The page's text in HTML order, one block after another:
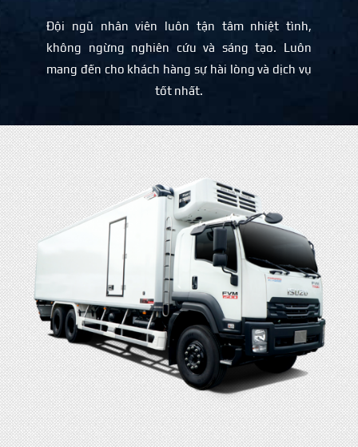
Đội ngũ nhân viên luôn tận tâm nhiệt tình,
không ngừng nghiên cứu và sáng tạo. Luôn
mang đến cho khách hàng sự hài lòng và dịch vụ
tốt nhất.